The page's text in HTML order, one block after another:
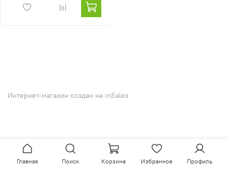
Интернет-магазин создан на inSales
Главная Поиск Корзина Избранное Профиль